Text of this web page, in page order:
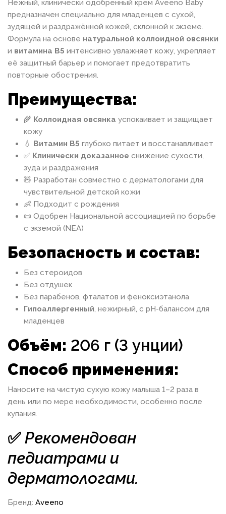
Нежный, клинически одобренный крем Aveeno Baby
предназначен специально для младенцев с сухой,
зудящей и раздражённой кожей, склонной к экземе.
Формула на основе натуральной коллоидной овсянки
и витамина B5 интенсивно увлажняет кожу, укрепляет
её защитный барьер и помогает предотвратить
повторные обострения.
Преимущества:
🌾 Коллоидная овсянка успокаивает и защищает
кожу
💧
Витамин B5 глубоко питает и восстанавливает
✅ Клинически доказанное снижение сухости,
зуда и раздражения
🧸 Разработан совместно с дерматологами для
чувствительной детской кожи
👶 Подходит с рождения
📜 Одобрен Национальной ассоциацией по борьбе
с экземой (NEA)
Безопасность и состав:
Без стероидов
Без отдушек
Без парабенов, фталатов и феноксиэтанола
Гипоаллергенный, нежирный, с pH-балансом для
младенцев
Объём: 206 г (3 унции)
Способ применения:
Наносите на чистую сухую кожу малыша 1–2 раза в
день или по мере необходимости, особенно после
купания.
✅Рекомендован
педиатрами и
дерматологами.
Бренд: Aveeno